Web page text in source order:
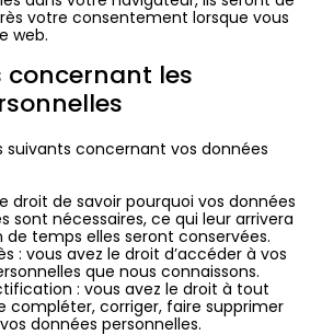
votre consentement lorsque vous
web.
concernant les
suivants concernant vos données
droit de savoir pourquoi vos données
sont nécessaires, ce qui leur arrivera
temps elles seront conservées.
: vous avez le droit d’accéder à vos
que nous connaissons.
: vous avez le droit à tout
compléter, corriger, faire supprimer
données personnelles.